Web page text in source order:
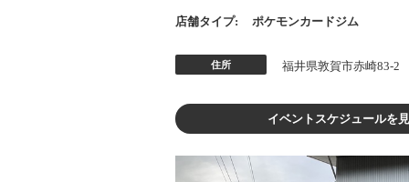
店舗タイプ: ポケモンカードジム
住所 福井県敦賀市赤崎83-2
イベントスケジュールを